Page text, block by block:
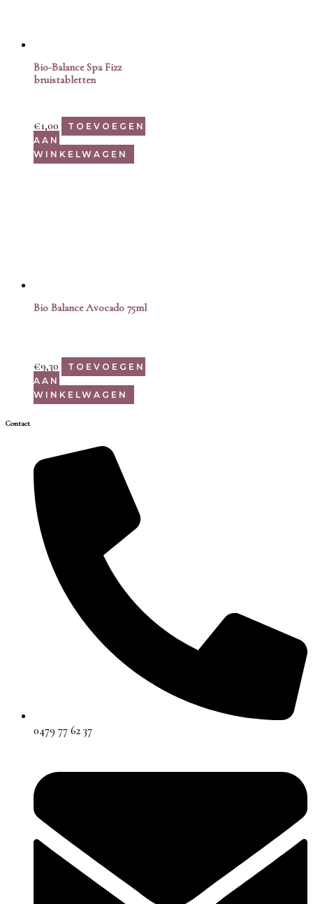
Bio-Balance Spa Fizz
bruistabletten
€1,00
TOEVOEGEN
AAN
WINKELWAGEN
Bio Balance Avocado 75ml
€9,30
TOEVOEGEN
AAN
WINKELWAGEN
Contact
0479 77 62 37